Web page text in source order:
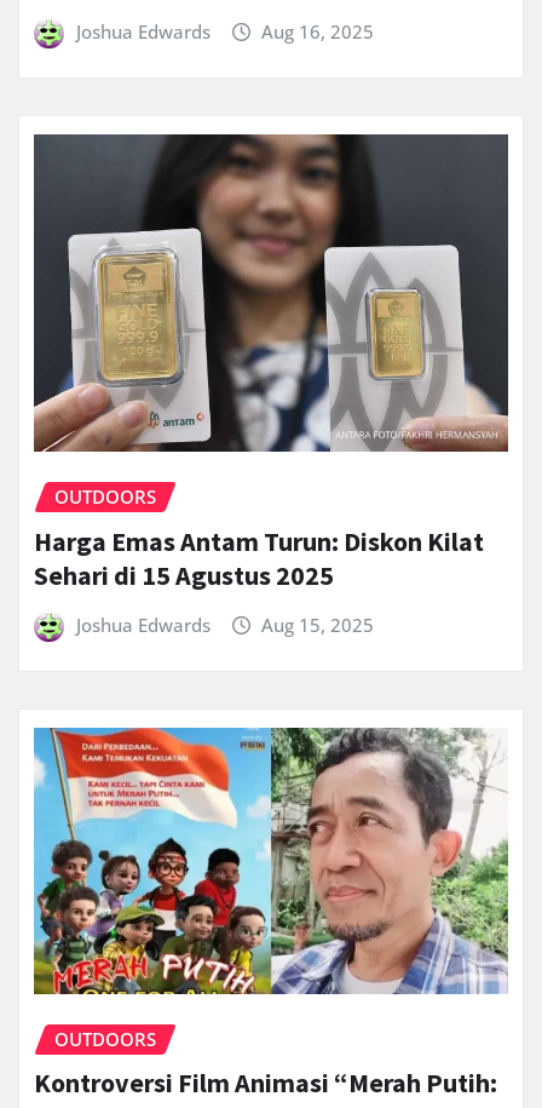
Joshua Edwards Aug 16, 2025
OUTDOORS
Harga Emas Antam Turun: Diskon Kilat
Sehari di 15 Agustus 2025
Joshua Edwards Aug 15, 2025
OUTDOORS
Kontroversi Film Animasi “Merah Putih: